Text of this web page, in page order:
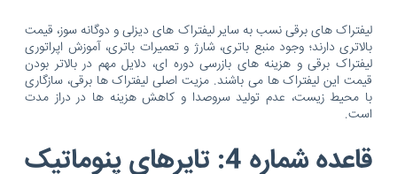
لیفتراک های برقی نسب به سایر لیفتراک های دیزلی و دوگانه سوز، قیمت
بالاتری دارند؛ وجود منبع باتری، شارژ و تعمیرات باتری، آموزش اپراتوری
لیفتراک برقی و هزینه های بازرسی دوره ای، دلایل مهم در بالاتر بودن
قیمت این لیفتراک ها می باشند. مزیت اصلی لیفتراک ها برقی، سازگاری
با محیط زیست، عدم تولید سروصدا و کاهش هزینه ها در دراز مدت
است.
قاعده شماره 4: تایرهای پنوماتیک